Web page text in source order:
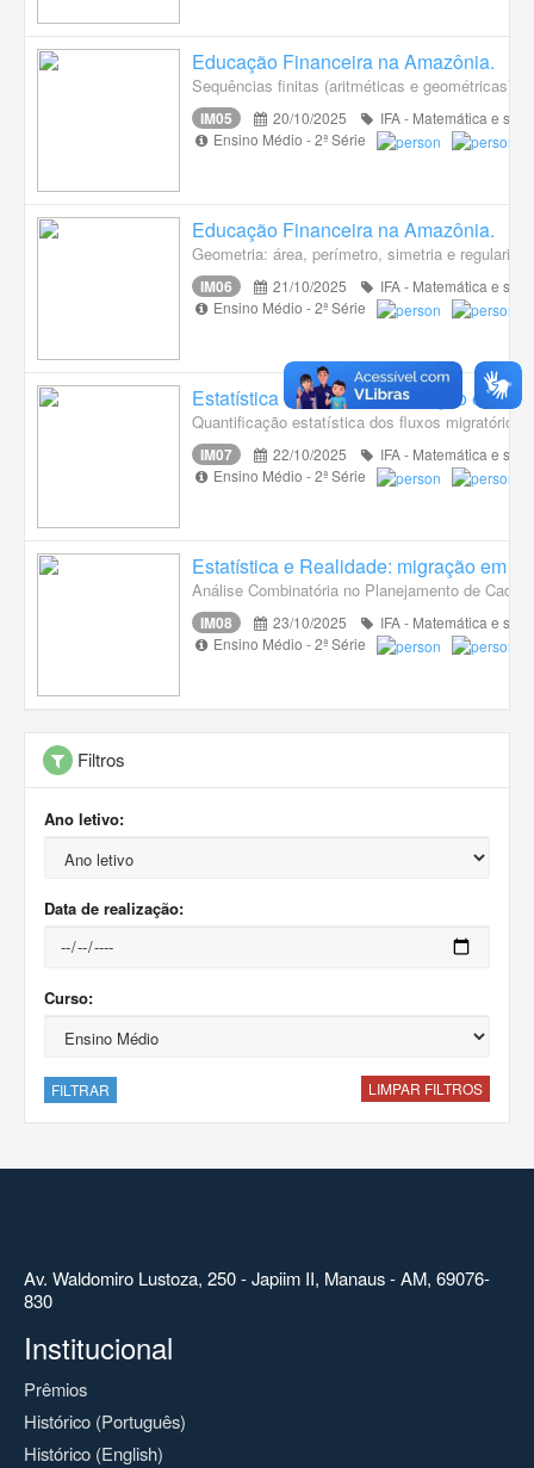
Educação Financeira na Amazônia.
Sequências finitas (aritméticas e geométricas).
IM05 20/10/2025
IFA - Matemática e
Ensino Médio - 2ª Série
Educação Financeira na Amazônia.
Geometria: área, perímetro, simetria e
IM06 21/10/2025
IFA - Matemática e
Ensino Médio - 2ª Série
Estatística e realidade: migração em
Quantificação estatística dos fluxos migratórios
IM07 22/10/2025
IFA - Matemática e
Ensino Médio - 2ª Série
Estatística e Realidade: migração em
Análise Combinatória no Planejamento de
IM08 23/10/2025
IFA - Matemática e
Ensino Médio - 2ª Série
Filtros
Ano letivo:
Data de realização:
Curso:
FILTRAR LIMPAR FILTROS
Av. Waldomiro Lustoza, 250 - Japiim II, Manaus - AM, 69076-
830
Institucional
Prêmios
Histórico (Português)
Histórico (English)